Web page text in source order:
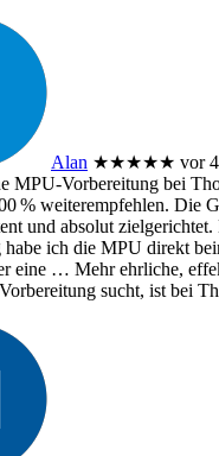
Alan ★★★★★ vor
MPU‑Vorbereitung bei
% weiterempfehlen. Die
und absolut zielgerichtet.
habe ich die MPU direkt
eine … Mehrehrliche,
sucht, ist bei